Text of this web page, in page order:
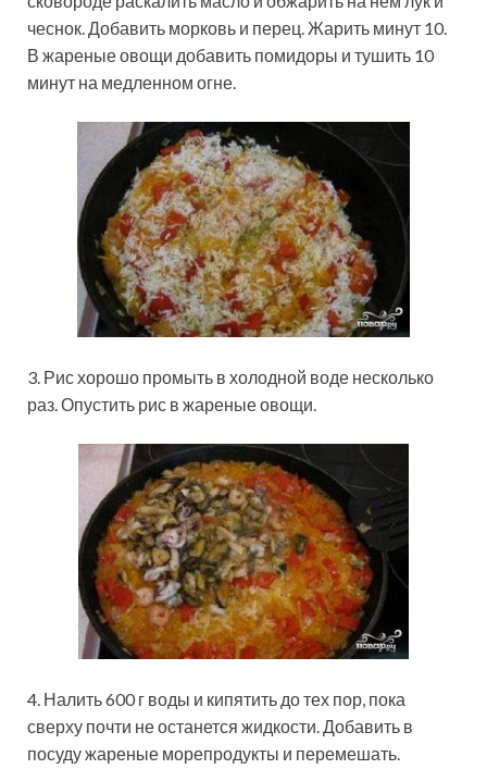
чеснок. Добавить морковь и перец. Жарить минут 10.
В жареные овощи добавить помидоры и тушить 10
минут на медленном огне.
3. Рис хорошо промыть в холодной воде несколько
раз. Опустить рис в жареные овощи.
4. Налить 600 г воды и кипятить до тех пор, пока
сверху почти не останется жидкости. Добавить в
посуду жареные морепродукты и перемешать.